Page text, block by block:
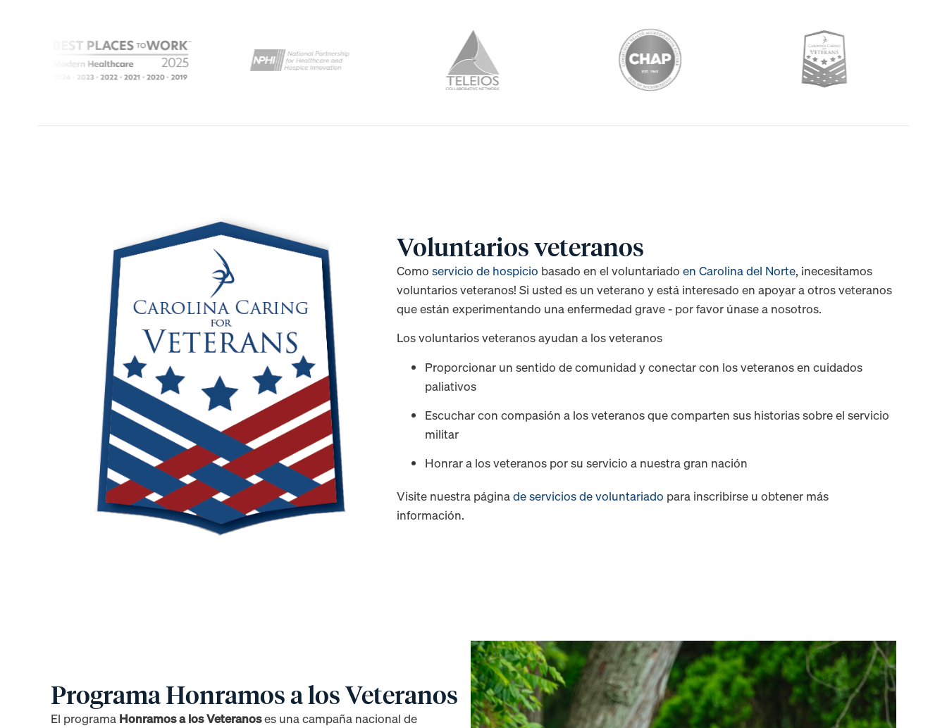
Voluntarios veteranos
Como servicio de hospicio basado en el voluntariado en Carolina del Norte, ¡necesitamos
voluntarios veteranos! Si usted es un veterano y está interesado en apoyar a otros veteranos
que están experimentando una enfermedad grave - por favor únase a nosotros.
Los voluntarios veteranos ayudan a los veteranos
Proporcionar un sentido de comunidad y conectar con los veteranos en cuidados
paliativos
Escuchar con compasión a los veteranos que comparten sus historias sobre el servicio
militar
Honrar a los veteranos por su servicio a nuestra gran nación
Visite nuestra páginade servicios de voluntariado para inscribirse u obtener más
información.
Programa Honramos a los Veteranos
El programa Honramos a los Veteranoses una campaña nacional de